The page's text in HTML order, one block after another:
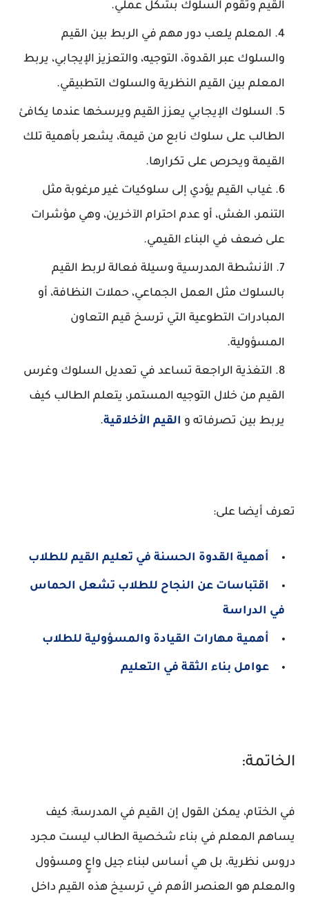
القيم وتقوم السلوك بشكل عملي.
المعلم يلعب دور مهم في الربط بين القيم
والسلوك عبر القدوة، التوجيه، والتعزيز الإيجابي، يربط
المعلم بين القيم النظرية والسلوك التطبيقي.
السلوك الإيجابي يعزز القيم ويرسخها عندما يكافئ
الطالب على سلوك نابع من قيمة، يشعر بأهمية تلك
القيمة ويحرص على تكرارها.
غياب القيم يؤدي إلى سلوكيات غير مرغوبة مثل
التنمر، الغش، أو عدم احترام الآخرين، وهي مؤشرات
على ضعف في البناء القيمي.
الأنشطة المدرسية وسيلة فعالة لربط القيم
بالسلوك مثل العمل الجماعي، حملات النظافة، أو
المبادرات التطوعية التي ترسخ قيم التعاون
المسؤولية.
التغذية الراجعة تساعد في تعديل السلوك وغرس
القيم من خلال التوجيه المستمر، يتعلم الطالب كيف
يربط بين تصرفاته و القيم الأخلاقية.
تعرف أيضا على:
أهمية القدوة الحسنة في تعليم القيم للطلاب
اقتباسات عن النجاح للطلاب تشعل الحماس
في الدراسة
أهمية مهارات القيادة والمسؤولية للطلاب
عوامل بناء الثقة في التعليم
الخاتمة:
في الختام، يمكن القول إن القيم في المدرسة: كيف
يساهم المعلم في بناء شخصية الطالب ليست مجرد
دروس نظرية، بل هي أساس لبناء جيل واعٍ ومسؤول
والمعلم هو العنصر الأهم في ترسيخ هذه القيم داخل